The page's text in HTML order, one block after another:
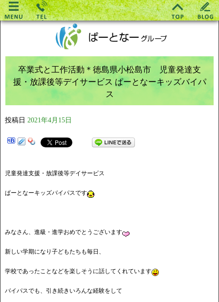
卒業式と工作活動＊徳島県小松島市 児童発達支
援・放課後等デイサービス ぱーとなーキッズバイパ
ス
投稿日 2021年4月15日
児童発達支援・放課後等デイサービス
ぱーとなーキッズバイパスです
みなさん、進級・進学おめでとうございます
新しい学期になり子どもたちも毎日、
学校であったことなどを楽しそうに話してくれています
バイパスでも、引き続きいろんな経験をして